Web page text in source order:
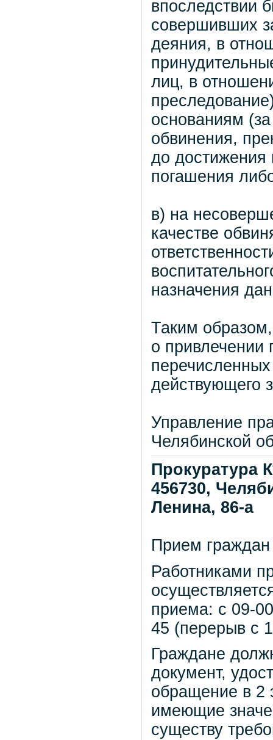
впоследствии
совершивших
деяния, в
лиц, в
основаниям
обвинения,
до достижения
погашения
в) на
качестве
назначения
Таким
о привлечении
перечисленных
действующего
Управление
Челябинской
Прокуратура
456730,
Ленина, 86-а
Прием граждан
Работниками
приема: с 09-
45 (перерыв с
Граждане
документ,
обращение в 2
имеющие
существу